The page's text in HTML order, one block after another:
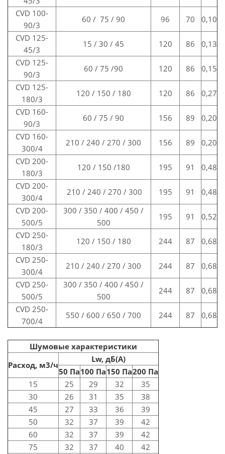
CVD 100-
90/3
60 / 75 / 90 96 70
0,10
CVD 125-
45/3
15 / 30 / 45 120 86
0,13
CVD 125-
90/3
60 / 75 /90 120 86
0,15
CVD 125-
180/3
120 / 150 / 180 120 86
0,27
CVD 160-
90/3
60 / 75 / 90 156 89
0,20
CVD 160-
300/4
210 / 240 / 270 / 300 156 89
0,20
CVD 200-
180/3
120 / 150 /180 195 91
0,48
CVD 200-
300/4
210 / 240 / 270 / 300 195 91
0,48
CVD 200-
500/5
300 / 350 / 400 / 450 /
500
195 91
0,52
CVD 250-
180/3
120 / 150 / 180 244 87
0,68
CVD 250-
300/4
210 / 240 / 270 / 300 244 87
0,68
CVD 250-
500/5
300 / 350 / 400 / 450 /
500
244 87
0,68
CVD 250-
700/4
550 / 600 / 650 / 700 244 87 0,68
Шумовые характеристики
Расход, м3/ч
Lw, дБ(A)
50 Па100 Па150 Па200 Па
15
25 29 32
35
30
26 31 35
38
45
27 33 36
39
50
32 37 39
42
60
32 37 39
42
75
32 37 40
42